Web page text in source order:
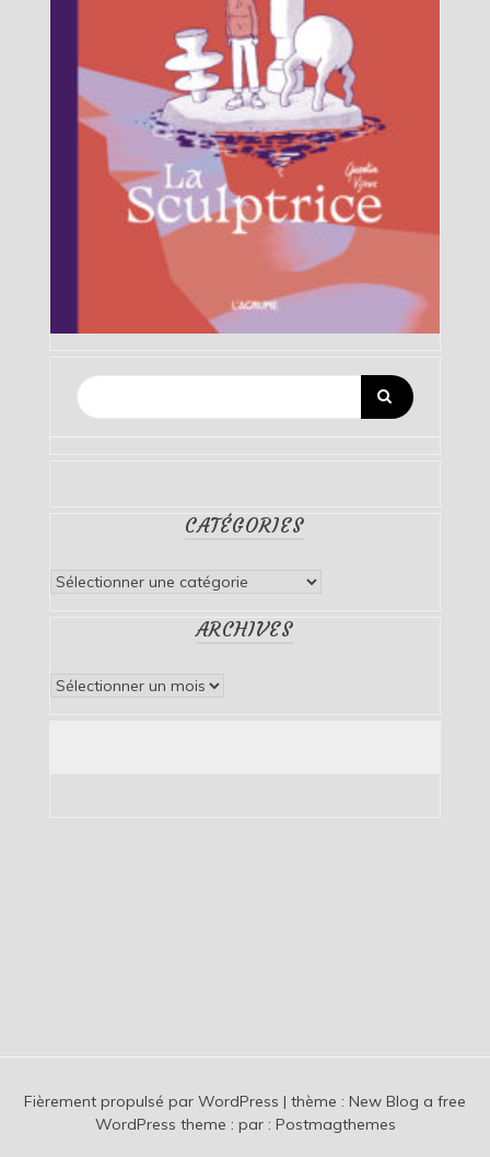
CATÉGORIES
Catégories
ARCHIVES
Archives
Fièrement propulsé par WordPress | thème : New Blog a free
WordPress theme : par : Postmagthemes